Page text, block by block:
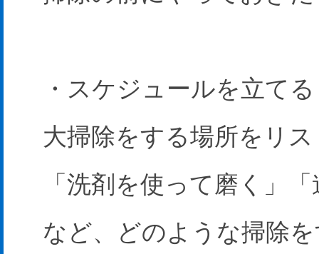
・スケジュールを立てる
大掃除をする場所をリ
「洗剤を使って磨く」
など、どのような掃除